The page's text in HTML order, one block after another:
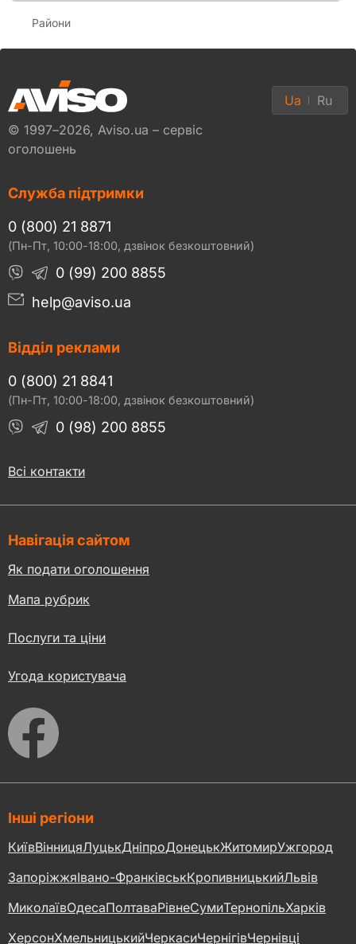
Райони
© 1997–2026, Aviso.ua – сервіс
оголошень
Ua Ru
Служба підтримки
0 (800) 21 8871
(Пн-Пт, 10:00-18:00, дзвінок безкоштовний)
0 (99) 200 8855
help@aviso.ua
Відділ реклами
0 (800) 21 8841
(Пн-Пт, 10:00-18:00, дзвінок безкоштовний)
0 (98) 200 8855
Всі контакти
Навігація сайтом
Як подати оголошення
Мапа рубрик
Послуги та ціни
Угода користувача
Інші регіони
КиївВінницяЛуцькДніпроДонецькЖитомирУжгород
ЗапоріжжяІвано-ФранківськКропивницькийЛьвів
МиколаївОдесаПолтаваРівнеСумиТернопільХарків
ХерсонХмельницькийЧеркасиЧернігівЧернівці